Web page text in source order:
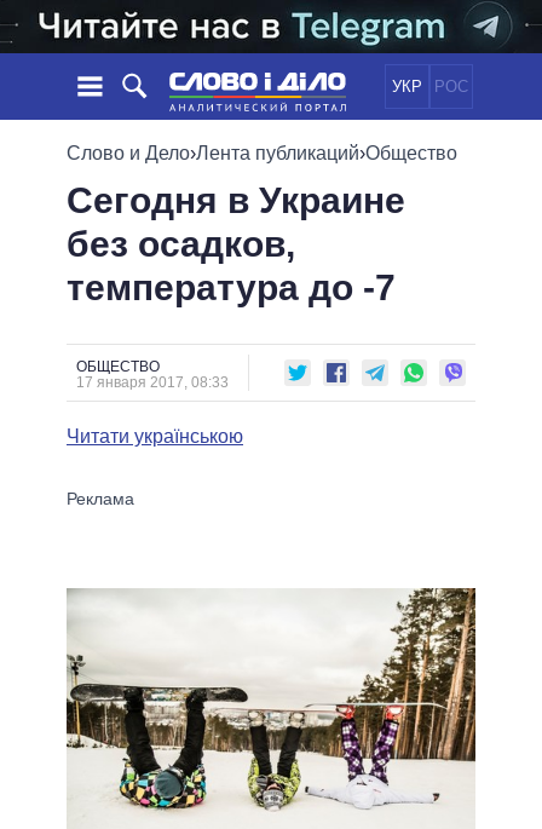
УКР РОС
НОВОСТИ
ЛЕНТА
СОБЫТИЯ
СТАТЬИ
ОБЗОРЫ
ДАЙДЖЕСТЫ
ПОЛИТИКА
ОБЩЕСТВО
МИР
ОБЕЩАНИЯ
ПОЛИТИКИ
ВСЕ ПОЛИТИКИ
ПРЕЗИДЕНТ И ОФИС
ВЕРХОВНАЯ РАДА
ИНФОГРАФИКА
ВИДЕО
Слово и Дело›Лента публикаций›Общество
Сегодня в Украине
без осадков,
температура до -7
ОБЩЕСТВО
17 января 2017, 08:33
Читати українською